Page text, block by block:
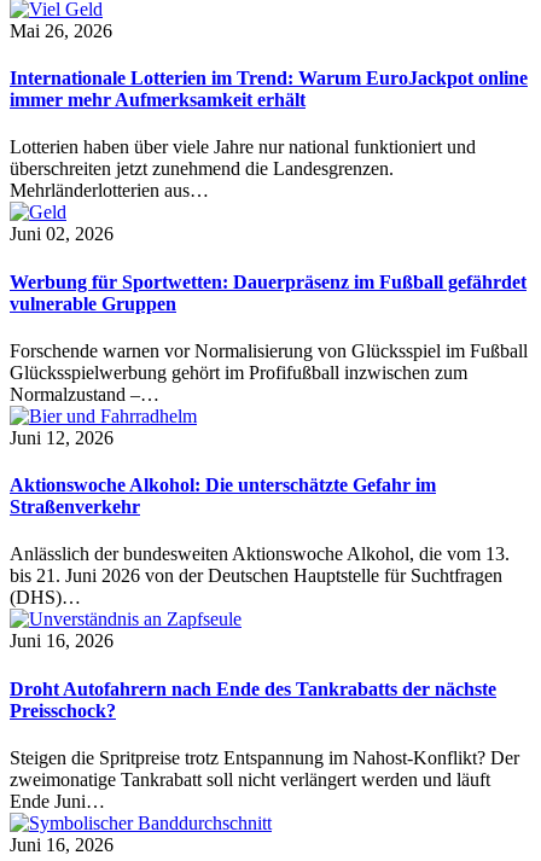
Mai 26, 2026
Internationale Lotterien im Trend: Warum EuroJackpot online
immer mehr Aufmerksamkeit erhält
Lotterien haben über viele Jahre nur national funktioniert und
überschreiten jetzt zunehmend die Landesgrenzen.
Mehrländerlotterien aus…
Juni 02, 2026
Werbung für Sportwetten: Dauerpräsenz im Fußball gefährdet
vulnerable Gruppen
Forschende warnen vor Normalisierung von Glücksspiel im Fußball
Glücksspielwerbung gehört im Profifußball inzwischen zum
Normalzustand –…
Juni 12, 2026
Aktionswoche Alkohol: Die unterschätzte Gefahr im
Straßenverkehr
Anlässlich der bundesweiten Aktionswoche Alkohol, die vom 13.
bis 21. Juni 2026 von der Deutschen Hauptstelle für Suchtfragen
(DHS)…
Juni 16, 2026
Droht Autofahrern nach Ende des Tankrabatts der nächste
Preisschock?
Steigen die Spritpreise trotz Entspannung im Nahost-Konflikt? Der
zweimonatige Tankrabatt soll nicht verlängert werden und läuft
Ende Juni…
Juni 16, 2026